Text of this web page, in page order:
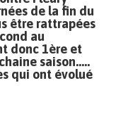
de la fin du
être rattrapées
au
donc 1ère et
saison…..
qui ont évolué